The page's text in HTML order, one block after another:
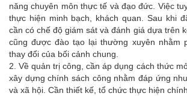
năng chuyên môn thực tế và đạo đức. Việc
thực hiện minh bạch, khách quan. Sau khi
cần có chế độ giám sát và đánh giá dựa trên
cũng được đào tạo lại thường xuyên nhằm
thay đổi của bối cảnh chung.
2. Về quản trị công, cần áp dụng cách thức
xây dựng chính sách công nhằm đáp ứng
và xã hội. Cần thiết kế, tổ chức thực hiện